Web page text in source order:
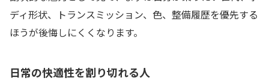
ディ形状、トランスミッション、色、整備履歴を優先する
ほうが後悔しにくくなります。
日常の快適性を割り切れる人